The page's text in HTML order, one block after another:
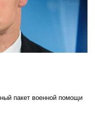
пакет военной помощи